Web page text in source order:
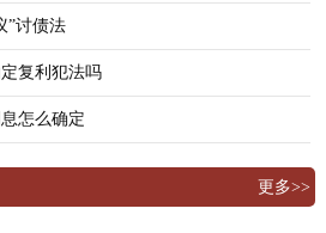
”讨债法
复利犯法吗
怎么确定
更多>>